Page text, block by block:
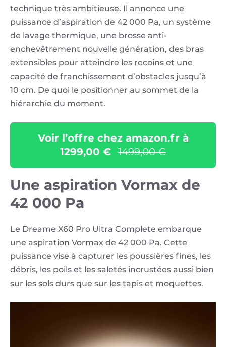
technique très ambitieuse. Il annonce une
puissance d’aspiration de 42 000 Pa, un système
de lavage thermique, une brosse anti-
enchevêtrement nouvelle génération, des bras
extensibles pour atteindre les recoins et une
capacité de franchissement d’obstacles jusqu’à
10 cm. De quoi le positionner au sommet de la
hiérarchie du moment.
Voir l’offre chez amazon.fr à
1299,00 € 1499,00 €
Une aspiration Vormax de
42 000 Pa
Le Dreame X60 Pro Ultra Complete embarque
une aspiration Vormax de 42 000 Pa. Cette
puissance vise à capturer les poussières fines, les
débris, les poils et les saletés incrustées aussi bien
sur les sols durs que sur les tapis et moquettes.